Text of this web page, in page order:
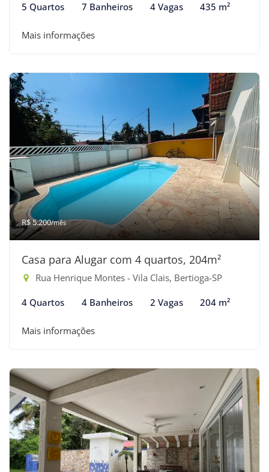
5 Quartos 7 Banheiros 4 Vagas 435 m²
Mais informações
R$ 5.200/mês
Casa para Alugar com 4 quartos, 204m²
Rua Henrique Montes - Vila Clais, Bertioga-SP
4 Quartos 4 Banheiros 2 Vagas 204 m²
Mais informações